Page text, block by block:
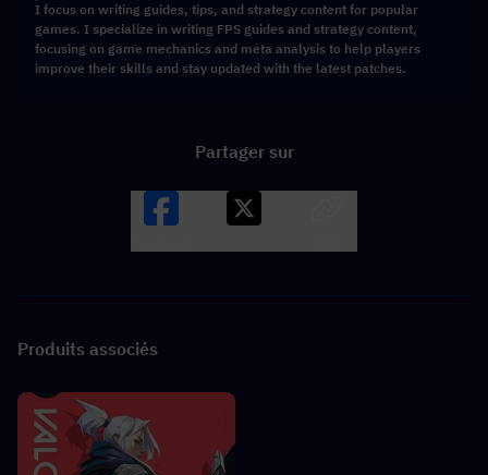
I focus on writing guides, tips, and strategy content for popular
games. I specialize in writing FPS guides and strategy content,
focusing on game mechanics and meta analysis to help players
improve their skills and stay updated with the latest patches.
Partager sur
Produits associés